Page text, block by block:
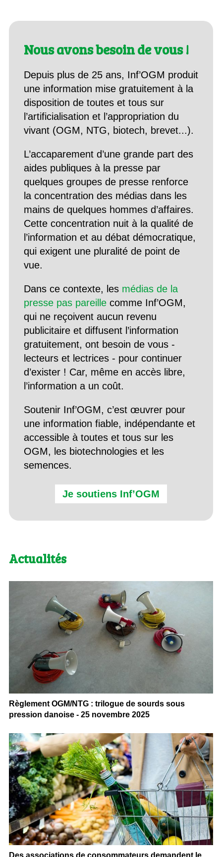
Nous avons besoin de vous !
Depuis plus de 25 ans, Inf’OGM produit
une information mise gratuitement à la
disposition de toutes et tous sur
l’artificialisation et l’appropriation du
vivant (OGM, NTG, biotech, brevet...).
L’accaparement d’une grande part des
aides publiques à la presse par
quelques groupes de presse renforce
la concentration des médias dans les
mains de quelques hommes d’affaires.
Cette concentration nuit à la qualité de
l’information et au débat démocratique,
qui exigent une pluralité de point de
vue.
Dans ce contexte, les médias de la
presse pas pareillecomme Inf’OGM,
qui ne reçoivent aucun revenu
publicitaire et diffusent l’information
gratuitement, ont besoin de vous -
lecteurs et lectrices - pour continuer
d’exister ! Car, même en accès libre,
l’information a un coût.
Soutenir Inf’OGM, c’est œuvrer pour
une information fiable, indépendante et
accessible à toutes et tous sur les
OGM, les biotechnologies et les
semences.
Je soutiens Inf’OGM
Actualités
Règlement OGM/NTG : trilogue de sourds sous
pression danoise - 25 novembre 2025